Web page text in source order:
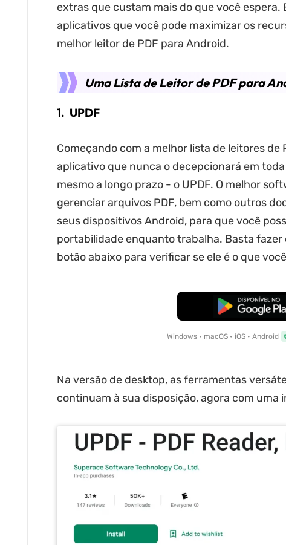
extras que custam mais do que você espera.
aplicativos que você pode maximizar os
melhor leitor de PDF para Android.
Uma Lista de Leitor de PDF para
1. UPDF
Começando com a melhor lista de leitores de
aplicativo que nunca o decepcionará em
mesmo a longo prazo - o UPDF. O melhor
gerenciar arquivos PDF, bem como outros
seus dispositivos Android, para que você
portabilidade enquanto trabalha. Basta fazer
botão abaixo para verificar se ele é o que
Baixar Grátis
Windows • macOS • iOS • Android
Na versão de desktop, as ferramentas
continuam à sua disposição, agora com uma